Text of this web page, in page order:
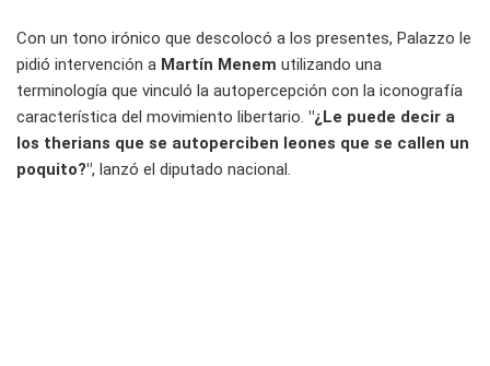
Con un tono irónico que descolocó a los presentes, Palazzo le
pidió intervención a Martín Menem utilizando una
terminología que vinculó la autopercepción con la iconografía
característica del movimiento libertario. "¿Le puede decir a
los therians que se autoperciben leones que se callen un
poquito?", lanzó el diputado nacional.